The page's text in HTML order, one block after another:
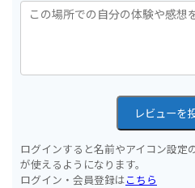
レビューを
ログインすると名前やアイコン設定
が使えるようになります。
ログイン・会員登録はこちら